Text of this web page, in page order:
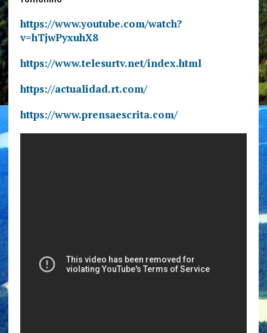
https://www.youtube.com/watch?
v=hTjwPyxuhX8
https://www.telesurtv.net/index.html
https://actualidad.rt.com/
https://www.prensaescrita.com/